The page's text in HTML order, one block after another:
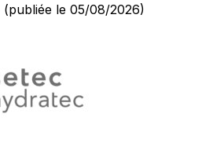
(publiée le 05/08/2026)